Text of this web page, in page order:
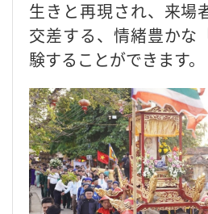
生きと再現され、来場
交差する、情緒豊かな
験することができます。